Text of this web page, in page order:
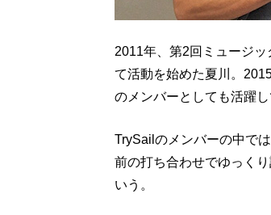
2011年、第2回ミュージ
て活動を始めた夏川。
のメンバーとしても活躍
TrySailのメンバーの中で
前の打ち合わせでゆっく
いう。